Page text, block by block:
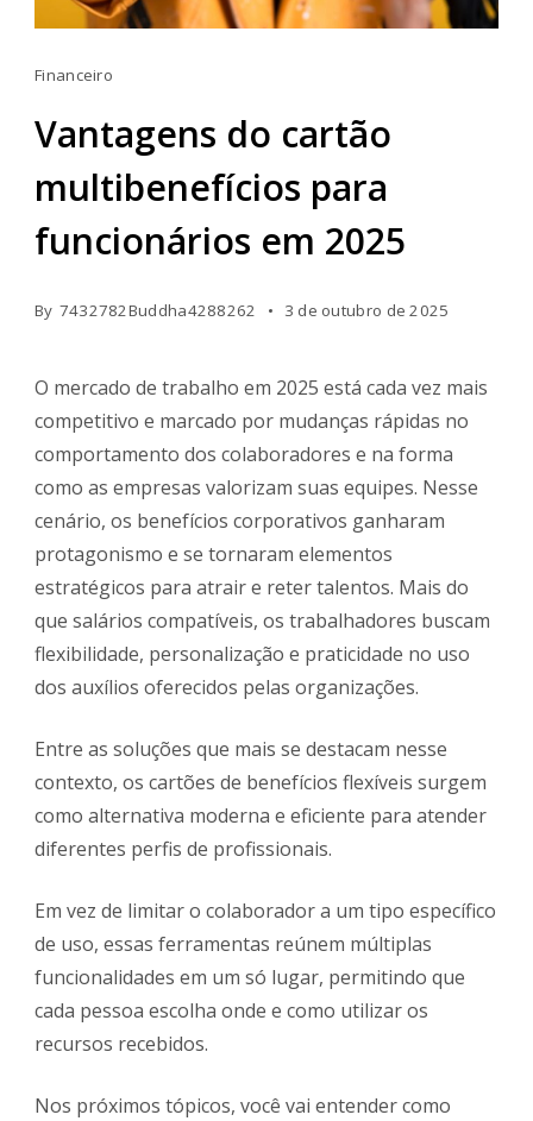
Financeiro
Vantagens do cartão
multibenefícios para
funcionários em 2025
By 7432782Buddha4288262 3 de outubro de 2025
O mercado de trabalho em 2025 está cada vez mais
competitivo e marcado por mudanças rápidas no
comportamento dos colaboradores e na forma
como as empresas valorizam suas equipes. Nesse
cenário, os benefícios corporativos ganharam
protagonismo e se tornaram elementos
estratégicos para atrair e reter talentos. Mais do
que salários compatíveis, os trabalhadores buscam
flexibilidade, personalização e praticidade no uso
dos auxílios oferecidos pelas organizações.
Entre as soluções que mais se destacam nesse
contexto, os cartões de benefícios flexíveis surgem
como alternativa moderna e eficiente para atender
diferentes perfis de profissionais.
Em vez de limitar o colaborador a um tipo específico
de uso, essas ferramentas reúnem múltiplas
funcionalidades em um só lugar, permitindo que
cada pessoa escolha onde e como utilizar os
recursos recebidos.
Nos próximos tópicos, você vai entender como